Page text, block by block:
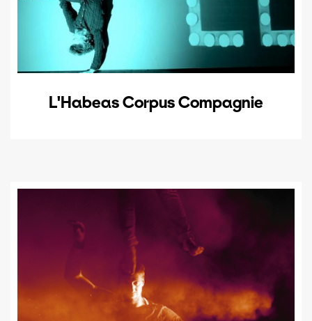
L'Habeas Corpus Compagnie